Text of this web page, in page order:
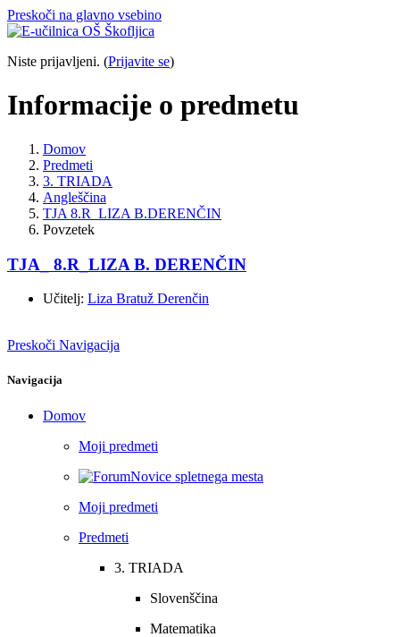
Preskoči na glavno vsebino
Niste prijavljeni. (Prijavite se)
Informacije o predmetu
Domov
Predmeti
3. TRIADA
Angleščina
TJA 8.R_LIZA B.DERENČIN
Povzetek
TJA_ 8.R_LIZA B. DERENČIN
Učitelj: Liza Bratuž Derenčin
Preskoči Navigacija
Navigacija
Domov
Moji predmeti
Novice spletnega mesta
Moji predmeti
Predmeti
3. TRIADA
Slovenščina
Matematika